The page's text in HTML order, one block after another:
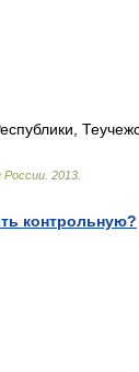
России 2013
контрольную?